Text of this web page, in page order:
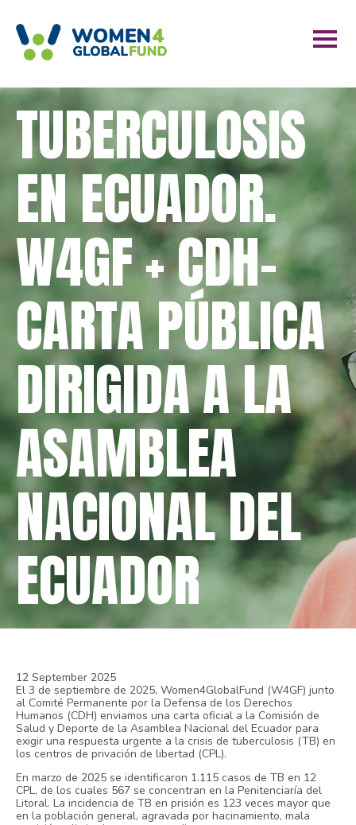
TUBERCULOSIS
EN ECUADOR.
W4GF + CDH-
CARTA PÚBLICA
DIRIGIDA A LA
ASAMBLEA
NACIONAL DEL
ECUADOR
12 September 2025
El 3 de septiembre de 2025, Women4GlobalFund (W4GF) junto
al Comité Permanente por la Defensa de los Derechos
Humanos (CDH) enviamos una carta oficial a la Comisión de
Salud y Deporte de la Asamblea Nacional del Ecuador para
exigir una respuesta urgente a la crisis de tuberculosis (TB) en
los centros de privación de libertad (CPL).
En marzo de 2025 se identificaron 1.115 casos de TB en 12
CPL, de los cuales 567 se concentran en la Penitenciaría del
Litoral. La incidencia de TB en prisión es 123 veces mayor que
en la población general, agravada por hacinamiento, mala